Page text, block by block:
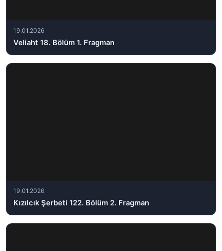
19.01.2026
Veliaht 18. Bölüm 1. Fragman
19.01.2026
Kızılcık Şerbeti 122. Bölüm 2. Fragman